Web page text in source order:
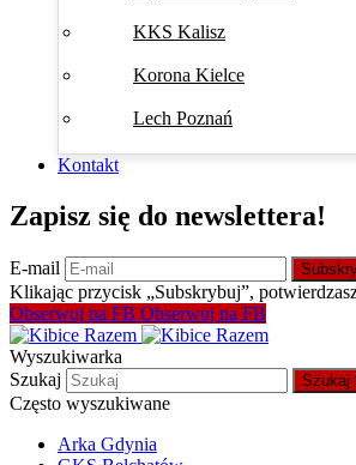
KKS Kalisz
Korona Kielce
Lech Poznań
Kontakt
Zapisz się do newslettera!
E-mail
Klikając przycisk „Subskrybuj”,
Obserwuj na FB Obserwuj na FB
Wyszukiwarka
Szukaj
Szukaj
Często wyszukiwane
Arka Gdynia